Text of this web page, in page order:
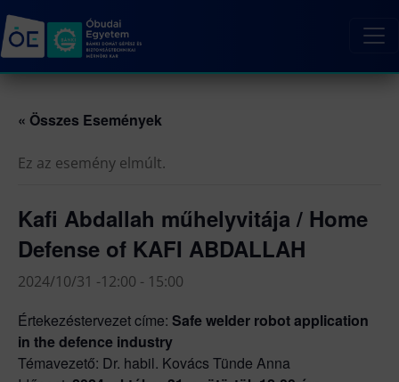
« Összes Események
Ez az esemény elmúlt.
Kafi Abdallah műhelyvitája / Home
Defense of KAFI ABDALLAH
2024/10/31 -12:00 - 15:00
Értekezéstervezet címe: Safe welder robot application
in the defence industry
Témavezető: Dr. habil. Kovács Tünde Anna